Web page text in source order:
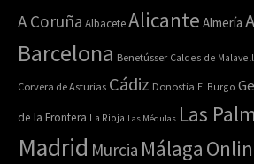
A Coruña AlbaceteAlicante Almería
Barcelona Benetússer Caldes de
Corvera de Asturias Cádiz Donostia El Burgo
de la Frontera La Rioja Las Médulas Las
Madrid Murcia Málaga